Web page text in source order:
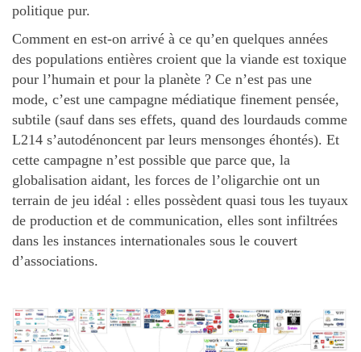
politique pur.
Comment en est-on arrivé à ce qu’en quelques années
des populations entières croient que la viande est toxique
pour l’humain et pour la planète ? Ce n’est pas une
mode, c’est une campagne médiatique finement pensée,
subtile (sauf dans ses effets, quand des lourdauds comme
L214 s’autodénoncent par leurs mensonges éhontés). Et
cette campagne n’est possible que parce que, la
globalisation aidant, les forces de l’oligarchie ont un
terrain de jeu idéal : elles possèdent quasi tous les tuyaux
de production et de communication, elles sont infiltrées
dans les instances internationales sous le couvert
d’associations.